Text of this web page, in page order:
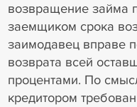
возвращение займа
заемщиком срока
заимодавец вправе
возврата всей
процентами. По
кредитором